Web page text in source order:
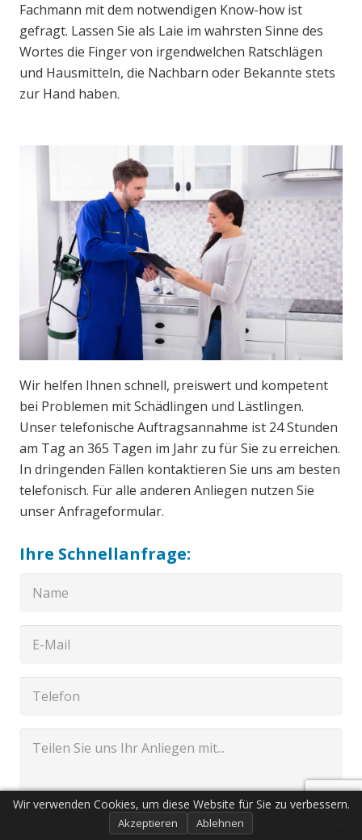
Fachmann mit dem notwendigen Know-how ist
gefragt. Lassen Sie als Laie im wahrsten Sinne des
Wortes die Finger von irgendwelchen Ratschlägen
und Hausmitteln, die Nachbarn oder Bekannte stets
zur Hand haben.
Wir helfen Ihnen schnell, preiswert und kompetent
bei Problemen mit Schädlingen und Lästlingen.
Unser telefonische Auftragsannahme ist 24 Stunden
am Tag an 365 Tagen im Jahr zu für Sie zu erreichen.
In dringenden Fällen kontaktieren Sie uns am besten
telefonisch. Für alle anderen Anliegen nutzen Sie
unser Anfrageformular.
Ihre Schnellanfrage:
Wir verwenden Cookies, um diese Website für Sie zu verbessern.
Akzeptieren Ablehnen